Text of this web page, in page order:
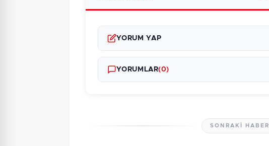
YORUM YAP
YORUMLAR(0)
SONRAKI HABER